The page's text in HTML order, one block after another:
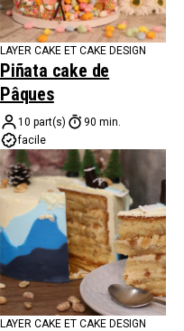
LAYER CAKE ET CAKE DESIGN
Piñata cake de
Pâques
10 part(s)
90 min.
facile
LAYER CAKE ET CAKE DESIGN